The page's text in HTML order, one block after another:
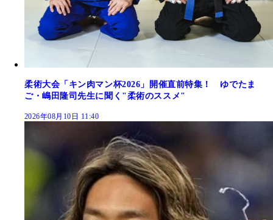
柔術大会「キン肉マン杯2026」開催直前特集！ ゆでたま
ご・嶋田隆司先生に聞く"柔術のススメ"
2026年08月10日 11:40